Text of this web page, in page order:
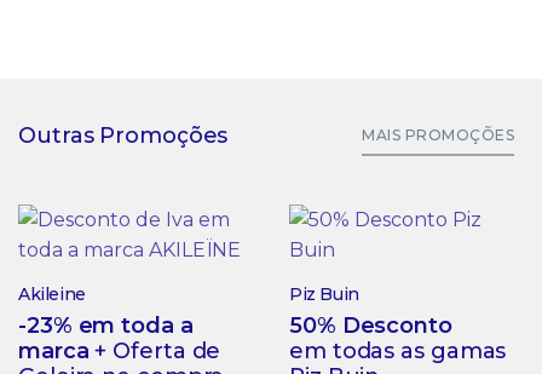
Outras Promoções MAIS PROMOÇÕES
Akileine
-23% em toda a
marca + Oferta de
Piz Buin
50% Desconto
em todas as gamas